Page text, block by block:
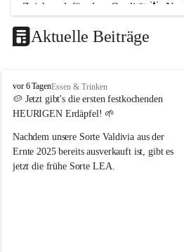
Zeichen dafür, dass Qualität 🌟,
Unser Hof liegt im Naturpark
arbeiten wir hier bewusst im
Schön, dass ihr da seid 🥰 – und ein
Aktuelle Beiträge
P
o
p
B
a
u
e
vor 6 TagenEssen & Trinken
🥔 Jetzt gibt's die ersten festkochenden
HEURIGEN Erdäpfel! 🌱
Nachdem unsere Sorte Valdivia aus der
Ernte 2025 bereits ausverkauft ist, gibt es
jetzt die frühe Sorte LEA.